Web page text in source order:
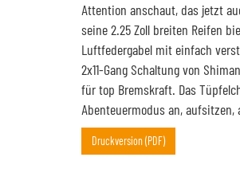
Attention anschaut, das jetzt
seine 2.25 Zoll breiten Reifen
Luftfedergabel mit einfach
2x11-Gang Schaltung von
für top Bremskraft. Das
Abenteuermodus an, aufsitzen,
Druckversion (PDF)